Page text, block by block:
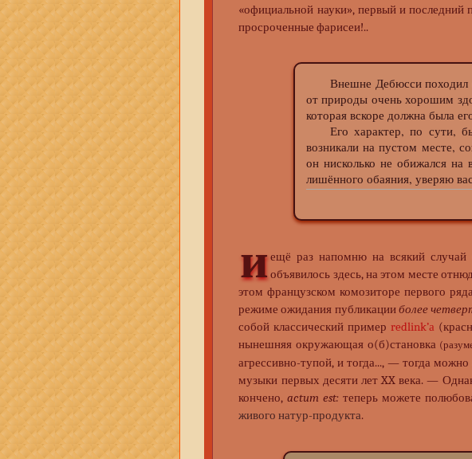
«официальной науки», первый и
просроченные фарисеи!..
Внешне Дебюсси походил
от природы очень хорошим
которая вскоре должна была
Его характер, по сути,
возникали на пустом месте,
он нисколько не обижался на
лишённого обаяния, уверяю
иещё раз напомню на всякий случай
объявилось здесь, на этом месте
этом французском комозиторе первого
режиме ожидания публикацииболее
собой классический примерredlink’а
нынешняя окружающая о(б)становка
агрессивно-тупой, и тогда..., — тогда
музыки первых десяти лет XX века. —
кончено,actum est: теперь можете
живого натур-продукта.